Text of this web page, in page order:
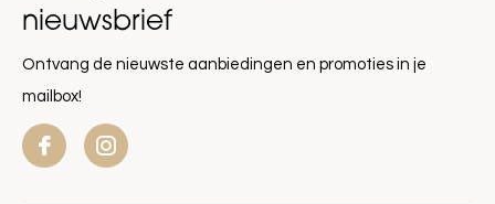
nieuwsbrief
Ontvang de nieuwste aanbiedingen en promoties in je
mailbox!